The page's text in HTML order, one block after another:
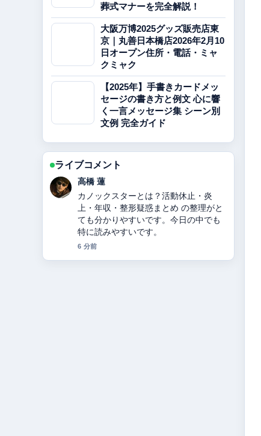
葬式マナーを完全解説！
大阪万博2025グッズ販売店東
京｜丸善日本橋店2026年2月10
日オープン住所・電話・ミャ
クミャク
【2025年】手書きカードメッ
セージの書き方と例文 心に響
く一言メッセージ集 シーン別
文例 完全ガイド
ライブコメント
高橋 蓮
カノックスターとは？活動休止・炎
上・年収・整形疑惑まとめ の整理がと
ても分かりやすいです。今日の中でも
特に読みやすいです。
6 分前